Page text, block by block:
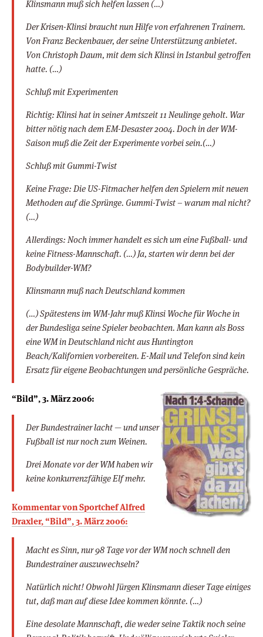
Klinsmann muß sich helfen lassen (…)
Der Krisen-Klinsi braucht nun Hilfe von erfahrenen Trainern.
Von Franz Beckenbauer, der seine Unterstützung anbietet.
Von Christoph Daum, mit dem sich Klinsi in Istanbul getroffen
hatte. (…)
Schluß mit Experimenten
Richtig: Klinsi hat in seiner Amtszeit 11 Neulinge geholt. War
bitter nötig nach dem EM-Desaster 2004. Doch in der WM-
Saison muß die Zeit der Experimente vorbei sein.(…)
Schluß mit Gummi-Twist
Keine Frage: Die US-Fitmacher helfen den Spielern mit neuen
Methoden auf die Sprünge. Gummi-Twist – warum mal nicht?
(…)
Allerdings: Noch immer handelt es sich um eine Fußball- und
keine Fitness-Mannschaft. (…) Ja, starten wir denn bei der
Bodybuilder-WM?
Klinsmann muß nach Deutschland kommen
(…) Spätestens im WM-Jahr muß Klinsi Woche für Woche in
der Bundesliga seine Spieler beobachten. Man kann als Boss
eine WM in Deutschland nicht aus Huntington
Beach/Kalifornien vorbereiten. E-Mail und Telefon sind kein
Ersatz für eigene Beobachtungen und persönliche Gespräche.
“Bild”, 3. März 2006:
Der Bundestrainer lacht — und unser
Fußball ist nur noch zum Weinen.
Drei Monate vor der WM haben wir
keine konkurrenzfähige Elf mehr.
Kommentar von Sportchef Alfred
Draxler, “Bild”, 3. März 2006:
Macht es Sinn, nur 98 Tage vor der WM noch schnell den
Bundestrainer auszuwechseln?
Natürlich nicht! Obwohl Jürgen Klinsmann dieser Tage einiges
tut, daß man auf diese Idee kommen könnte. (…)
Eine desolate Mannschaft, die weder seine Taktik noch seine